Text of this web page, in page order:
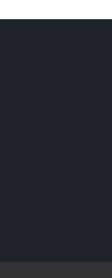
des données